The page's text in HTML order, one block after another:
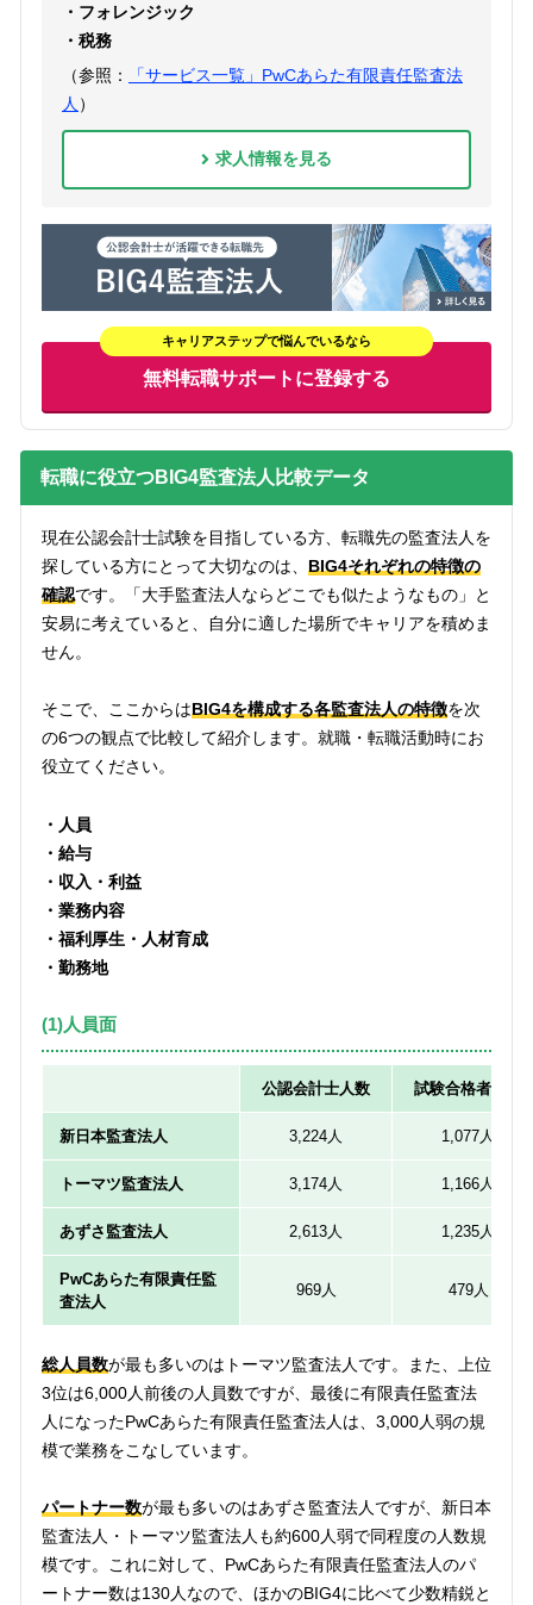
・フォレンジック
・税務
（参照：
「サービス一覧」PwCあらた有限責任監査法
人 ）
求人情報を見る
キャリアステップで悩んでいるなら
無料転職サポートに登録する
転職に役立つBIG4監査法人比較データ
現在公認会計士試験を目指している方、転職先の監査法人を
探している方にとって大切なのは、 BIG4それぞれの特徴の
確認です。「大手監査法人ならどこでも似たようなもの」と
安易に考えていると、自分に適した場所でキャリアを積めま
せん。
そこで、ここからはBIG4を構成する各監査法人の特徴を次
の6つの観点で比較して紹介します。就職・転職活動時にお
役立てください。
・人員
・給与
・収入・利益
・業務内容
・福利厚生・人材育成
・勤務地
(1)人員面
公認会計士人数 試験合格者人数
新日本監査法人 3,224人 1,077人
トーマツ監査法人 3,174人 1,166人
あずさ監査法人 2,613人 1,235人
PwCあらた有限責任監
査法人
969人 479人
総人員数が最も多いのはトーマツ監査法人です。また、上位
3位は6,000人前後の人員数ですが、最後に有限責任監査法
人になったPwCあらた有限責任監査法人は、3,000人弱の規
模で業務をこなしています。
パートナー数が最も多いのはあずさ監査法人ですが、新日本
監査法人・トーマツ監査法人も約600人弱で同程度の人数規
模です。これに対して、PwCあらた有限責任監査法人のパ
ートナー数は130人なので、ほかのBIG4に比べて少数精鋭と